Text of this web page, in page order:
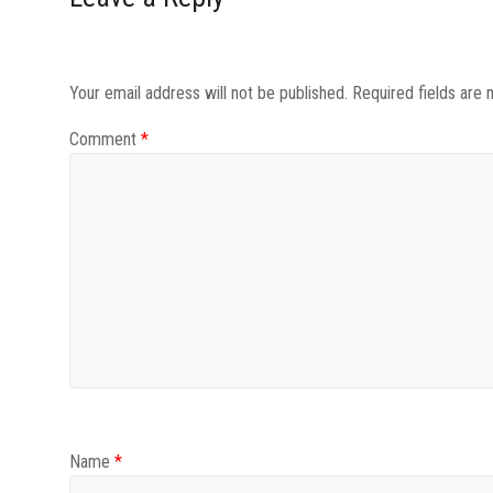
Your email address will not be published. Required fields are
Comment *
Name *